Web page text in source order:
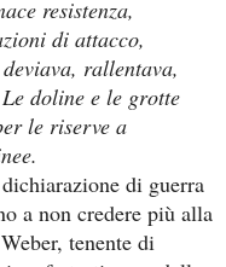
resistenza,
di attacco,
rallentava,
doline e le grotte
le riserve a
di guerra
a non credere più alla
tenente di